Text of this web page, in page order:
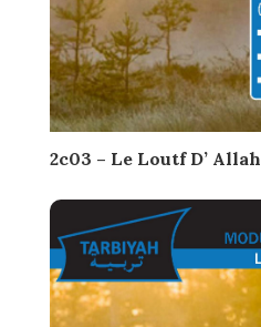
2c03 – Le Loutf D’ Allah